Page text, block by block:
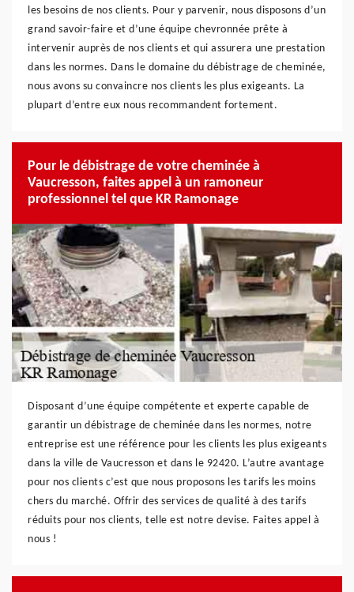
les besoins de nos clients. Pour y parvenir, nous disposons d’un
grand savoir-faire et d’une équipe chevronnée prête à
intervenir auprès de nos clients et qui assurera une prestation
dans les normes. Dans le domaine du débistrage de cheminée,
nous avons su convaincre nos clients les plus exigeants. La
plupart d’entre eux nous recommandent fortement.
Pour le débistrage de votre cheminée à
Vaucresson, faites appel à un ramoneur
professionnel tel que KR Ramonage
Disposant d’une équipe compétente et experte capable de
garantir un débistrage de cheminée dans les normes, notre
entreprise est une référence pour les clients les plus exigeants
dans la ville de Vaucresson et dans le 92420. L’autre avantage
pour nos clients c’est que nous proposons les tarifs les moins
chers du marché. Offrir des services de qualité à des tarifs
réduits pour nos clients, telle est notre devise. Faites appel à
nous !